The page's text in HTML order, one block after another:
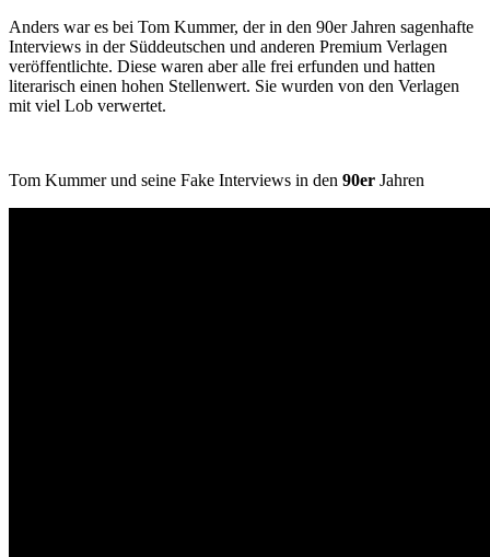
Anders war es bei Tom Kummer, der in den 90er Jahren sagenhafte
Interviews in der Süddeutschen und anderen Premium Verlagen
veröffentlichte. Diese waren aber alle frei erfunden und hatten
literarisch einen hohen Stellenwert. Sie wurden von den Verlagen
mit viel Lob verwertet.
Tom Kummer und seine Fake Interviews in den 90er Jahren